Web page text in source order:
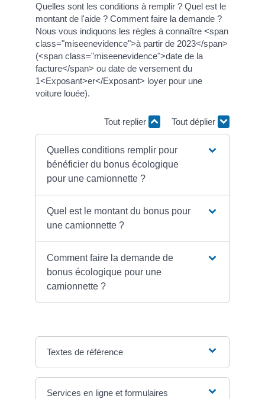
Quelles sont les conditions à remplir ? Quel est le
montant de l'aide ? Comment faire la demande ?
Nous vous indiquons les règles à connaître <span
class="miseenevidence">à partir de 2023</span>
(<span class="miseenevidence">date de la
facture</span> ou date de versement du
1<Exposant>er</Exposant> loyer pour une
voiture louée).
Tout replier Tout déplier
Quelles conditions remplir pour
bénéficier du bonus écologique
pour une camionnette ?
Quel est le montant du bonus pour
une camionnette ?
Comment faire la demande de
bonus écologique pour une
camionnette ?
Textes de référence
Services en ligne et formulaires